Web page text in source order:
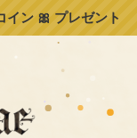
イン 🎀 プレゼント